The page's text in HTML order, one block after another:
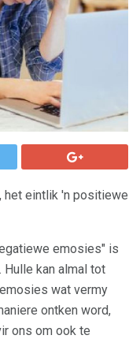
het eintlik 'n positiewe
emosies" is
kan almal tot
wat vermy
ontken word,
ons om ook te